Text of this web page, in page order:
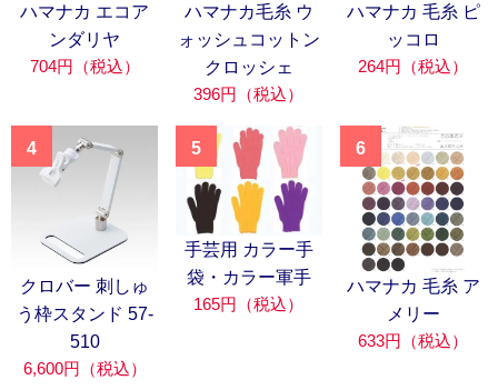
ハマナカ エコア
ンダリヤ
704円（税込）
ハマナカ毛糸 ウ
ォッシュコットン
クロッシェ
396円（税込）
ハマナカ 毛糸 ピ
ッコロ
264円（税込）
4
クロバー 刺しゅ
う枠スタンド 57-
510
6,600円（税込）
5
手芸用 カラー手
袋・カラー軍手
165円（税込）
6
ハマナカ 毛糸 ア
メリー
633円（税込）